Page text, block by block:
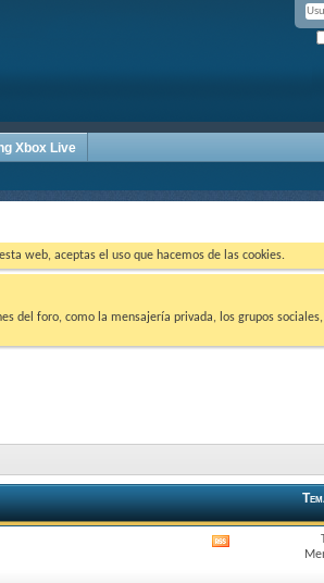
Xbox Live
web, aceptas el uso que hacemos de las cookies.
del foro, como la mensajería privada, los grupos